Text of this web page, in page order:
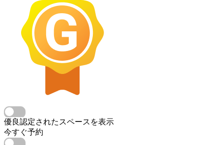
優良認定されたスペースを表示
今すぐ予約